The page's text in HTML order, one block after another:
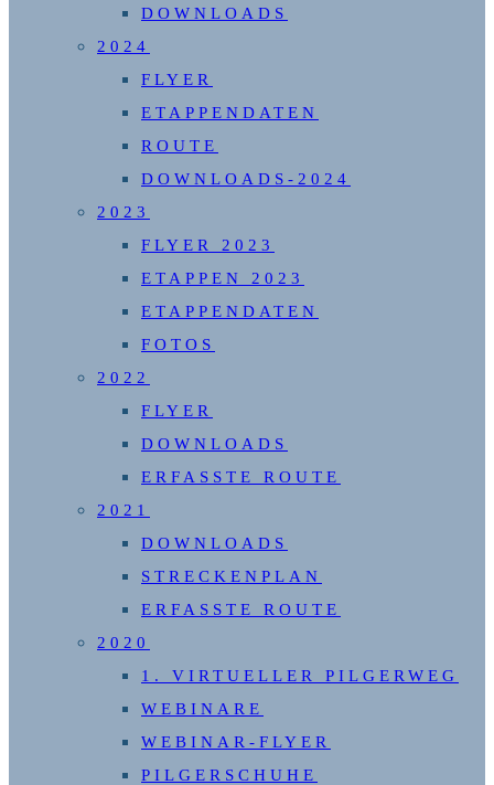
DOWNLOADS
2024
FLYER
ETAPPENDATEN
ROUTE
DOWNLOADS-2024
2023
FLYER 2023
ETAPPEN 2023
ETAPPENDATEN
FOTOS
2022
FLYER
DOWNLOADS
ERFASSTE ROUTE
2021
DOWNLOADS
STRECKENPLAN
ERFASSTE ROUTE
2020
1. VIRTUELLER PILGERWEG
WEBINARE
WEBINAR-FLYER
PILGERSCHUHE